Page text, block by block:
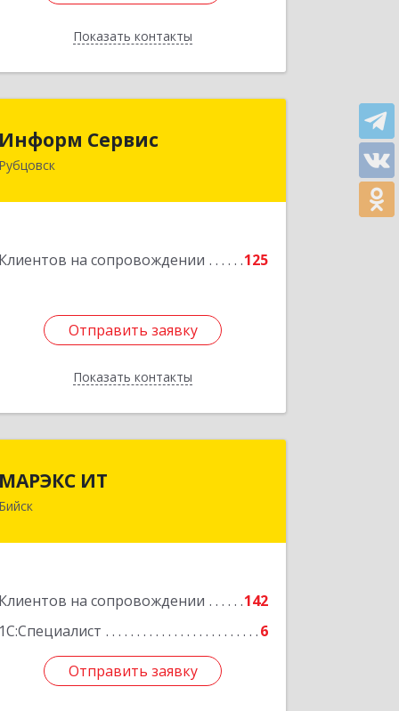
Показать контакты
Назад
Информ Сервис
Рубцовск
Клиентов на сопровождении 125
Отправить заявку
Показать контакты
658204, Алтайский край, Рубцовск г,
Отправить заявку
Назад
МАРЭКС ИТ
Бийск
Клиентов на сопровождении
142
1С:Специалист
6
Отправить заявку
Алтайский край, Бийск г, Разина, дом
Отправить заявку